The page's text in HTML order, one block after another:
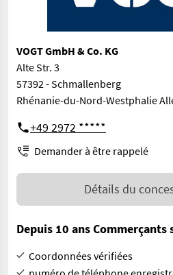
VOGT GmbH & Co. KG
Alte Str. 3
57392 - Schmallenberg
Rhénanie-du-Nord-Westphalie
+49 2972 *****
Demander à être rappelé
Détails du
Depuis 10 ans
Coordonnées vérifiées